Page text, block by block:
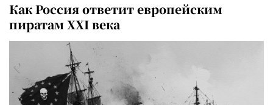
Как Россия ответит европейским
пиратам XXI века